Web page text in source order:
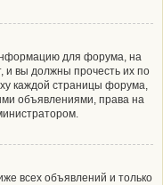
для форума, на
и вы должны прочесть их по
каждой страницы форума,
объявлениями, права на
всех объявлений и только